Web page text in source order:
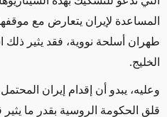
المساعدة لإيران يتعارض مع
طهران أسلحة نووية، فقد يثير ذلك
الخليج.
وعليه، يبدو أن إقدام إيران
قلق الحكومة الروسية بقدر ما